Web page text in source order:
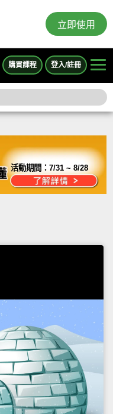
立即使用
購買課程 登入/註冊
活動期間：7/31 ~ 8/28